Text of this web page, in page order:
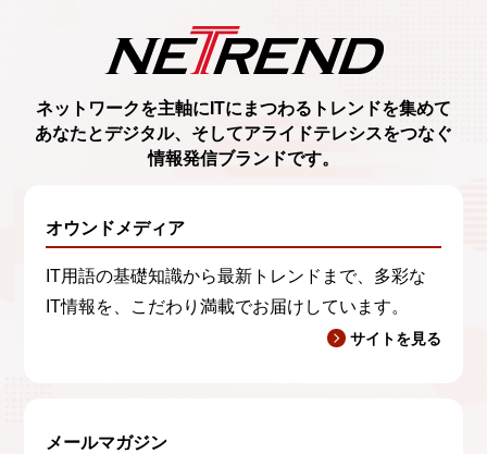
ネットワークを主軸に ITにまつわるトレンドを集めて
あなたとデジタル、 そしてアライドテレシスをつなぐ
情報発信ブランドです。
オウンドメディア
IT用語の基礎知識から最新トレンドまで、多彩な
IT情報を、こだわり満載でお届けしています。
サイトを見る
メールマガジン